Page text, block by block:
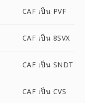
CAF เป็น PVF
CAF เป็น 8SVX
CAF เป็น SNDT
CAF เป็น CVS